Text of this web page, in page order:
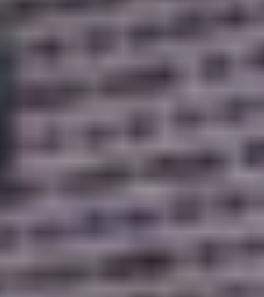
Maak een afspraak
RE/MAX Makelaarsgilde
makelaarsgilde@remax.nl
+31 71 516 23 70